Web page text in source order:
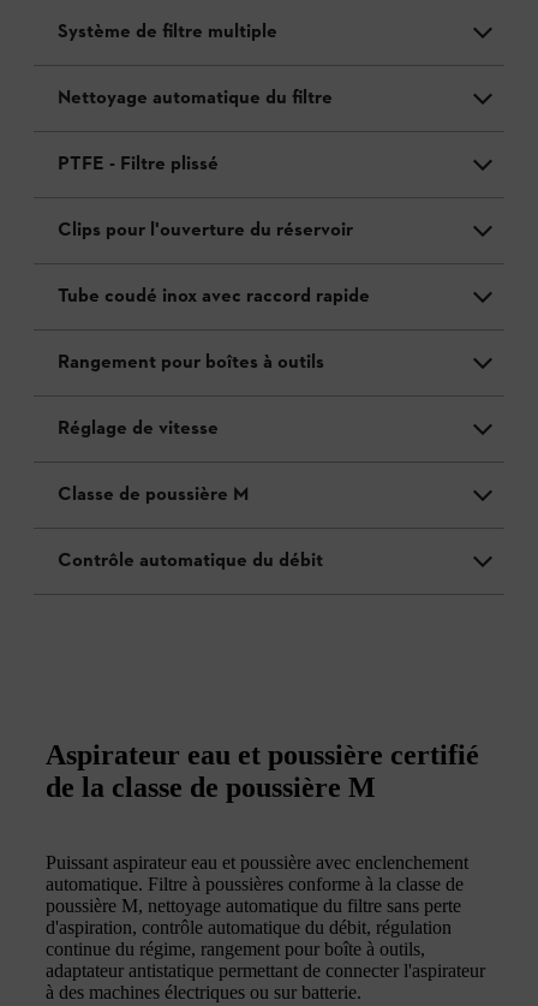
Système de filtre multiple
Nettoyage automatique du filtre
PTFE - Filtre plissé
Clips pour l'ouverture du réservoir
Tube coudé inox avec raccord rapide
Rangement pour boîtes à outils
Réglage de vitesse
Classe de poussière M
Contrôle automatique du débit
Aspirateur eau et poussière certifié
de la classe de poussière M
Puissant aspirateur eau et poussière avec enclenchement
automatique. Filtre à poussières conforme à la classe de
poussière M, nettoyage automatique du filtre sans perte
d'aspiration, contrôle automatique du débit, régulation
continue du régime, rangement pour boîte à outils,
adaptateur antistatique permettant de connecter l'aspirateur
à des machines électriques ou sur batterie.